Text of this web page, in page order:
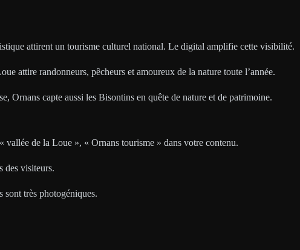
attirent un tourisme culturel national. Le digital amplifie cette visibilité.
attire randonneurs, pêcheurs et amoureux de la nature toute l’année.
Ornans capte aussi les Bisontins en quête de nature et de patrimoine.
vallée de la Loue », « Ornans tourisme » dans votre contenu.
des visiteurs.
sont très photogéniques.